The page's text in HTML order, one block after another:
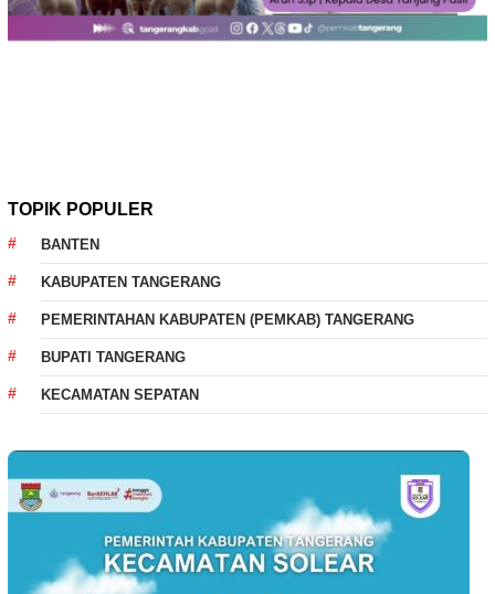
TOPIK POPULER
BANTEN
KABUPATEN TANGERANG
PEMERINTAHAN KABUPATEN (PEMKAB) TANGERANG
BUPATI TANGERANG
KECAMATAN SEPATAN